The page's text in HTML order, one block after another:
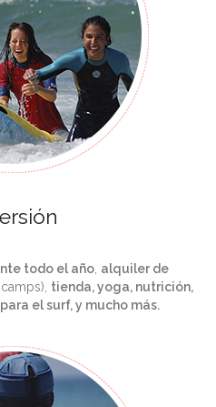
todo el año, alquiler de
tienda, yoga, nutrición,
el surf, y mucho más.